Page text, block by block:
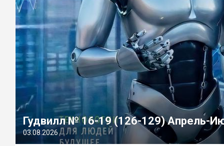
Гудвилл № 16-19 (126-129) Апрель-
03.08.2026